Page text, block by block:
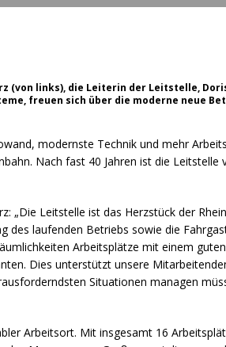
(von links), die Leiterin der Leitstelle,
freuen sich über die moderne neue
modernste Technik und mehr
Nach fast 40 Jahren ist die Leitstelle
„Die Leitstelle ist das Herzstück der
des laufenden Betriebs sowie die
Arbeitsplätze mit einem
Dies unterstützt unsere
Situationen managen
Arbeitsort. Mit insgesamt 16